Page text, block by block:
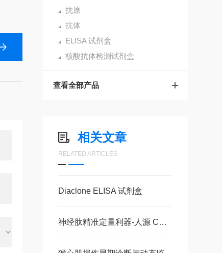
抗原
抗体
ELISA 试剂盒
核酸抗体检测试剂盒
查看全部产品
相关文章
RELATED ARTICLES
Diaclone ELISA 试剂盒
神经肽精准定量利器-人源 CGRP ELISA 试剂盒，多类型样本直接检测